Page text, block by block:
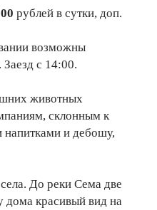
рублей в сутки, доп.
возможны
с 14:00.
животных
склонным к
и дебошу,
До реки Сема две
дома красивый вид на